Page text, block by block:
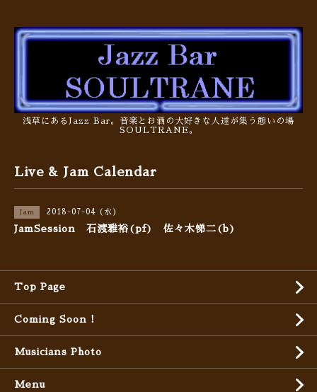
浅草にあるJazz Bar。音楽とお酒の大好きな人達が集う憩いの場
SOULTRANE。
Live & Jam Calendar
Jam 2018-07-04 (水)
JamSession 石渡雅裕(pf) 佐々木悌二(b)
Top Page
Coming Soon !
Musicians Photo
Menu